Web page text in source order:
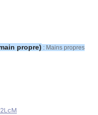
propre) : Mains propres